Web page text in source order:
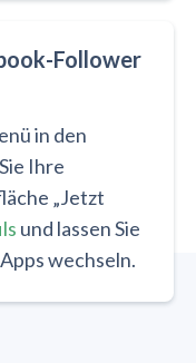
Follower
in den
Ihre
„Jetzt
und lassen Sie
wechseln.